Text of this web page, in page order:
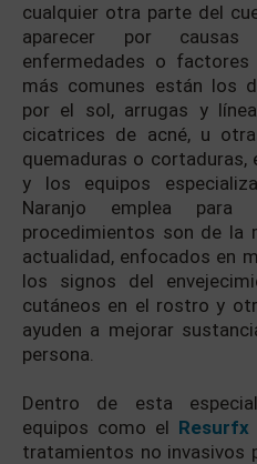
cualquier otra parte del
aparecer por causas
enfermedades o
más comunes están los
por el sol, arrugas y
cicatrices de acné, u
quemaduras o
y los equipos
Naranjo emplea
procedimientos son de la
actualidad, enfocados en
los signos del
cutáneos en el rostro y
ayuden a mejorar
persona.
Dentro de esta
equipos como el Resurfx
tratamientos no invasivos